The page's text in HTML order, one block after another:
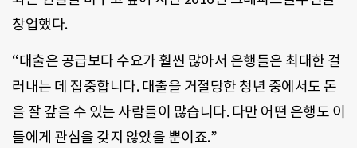
창업했다.
“대출은 공급보다 수요가 훨씬 많아서 은행들은 최대한 걸
러내는 데 집중합니다. 대출을 거절당한 청년 중에서도 돈
을 잘 갚을 수 있는 사람들이 많습니다. 다만 어떤 은행도 이
들에게 관심을 갖지 않았을 뿐이죠.”